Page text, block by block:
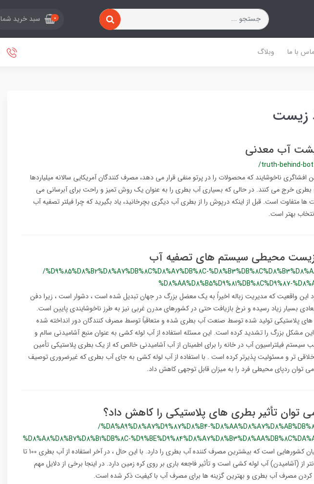
0 سبد خرید شما
با ما وبلاگ
زیست
آب معدنی
/truth-behind-
افشاگری ناخوشایند که محصولات را در پرتو منفی قرار می دهد، مصرف کنندگان آمریکایی سالانه میلیاردها
بطری خرج می کنند. در حالی که بسیاری آب بطری را به عنوان یک روش تمیز و راحت برای آبرسانی می
ها متفاوت است. قبل از اینکه درپوش را از بطری آب دیگری بچرخانید، یاد بگیرید که چرا فیلتر تصفیه آب
بهتر است.
زیست محیطی سیستم های تصفیه آب
/%D9%85%D8%B2%D8%A7%DB%8C%D8%A7%DB%8C-
%D8%AA%D8%B5%D9%81%DB%8C%D9%87-
این واقعیت که مدیریت زباله اخیراً به یک معضل بزرگ در جهان تبدیل شده است ، دشوار است ، زیرا دفن
بسیار زیاد رسیده و نرخ بازیافت حتی در کشورهای مدرن غربی نیز به طرز ناخوشایندی پایین است.
پلاستیکی تولید شده توسط صنعت آب بطری شده و متعاقباً توسط مصرف کنندگان دور انداخته شده
مشکل بزرگ را تشدید کرده است. این مسئله استفاده از آب لوله کشی به عنوان منبع آشامیدنی سالم و
فیلتراسیون آب در خانه را برای اطمینان از آب آشامیدنی خالص که از یک بطری پلاستیکی تأمین
تر و مسئولیت پذیرتر کرده است . با استفاده از آب لوله کشی به جای آب بطری که غیرضروری توصیف
توان ردپای محیطی فرد را به میزان قابل توجهی کاهش داد.
توان تأثیر بطری های پلاستیکی را کاهش داد؟
/%DA%A9%D8%A7%D9%87%D8%B4-
%D8%A8%D8%B7%D8%B1%DB%8C-
فرانسه در میان کشورهایی است که بیشترین مصرف کننده آب بطری را دارد. با این حال ، در آخر استفاده از آب بطری 100 تا
گرانتر از (آشامیدن) آب لوله کشی است و تأثیر فاجعه باری بر روی کره زمین دارد. در اینجا برخی از دلایل مهم
کردن مصرف آب بطری و بهترین گزینه ها برای مصرف آب با کیفیت ذکر شده است.